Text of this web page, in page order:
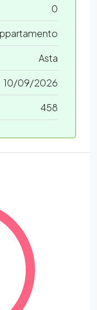
0
Asta
10/09/2026
458